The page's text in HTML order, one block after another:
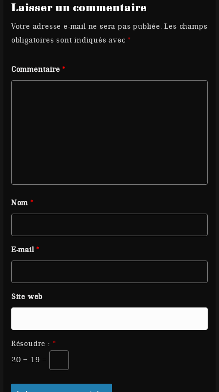
Laisser un commentaire
Votre adresse e-mail ne sera pas publiée. Les champs
obligatoires sont indiqués avec*
Commentaire*
Nom *
E-mail*
Site web
Résoudre : *
20 − 19 =